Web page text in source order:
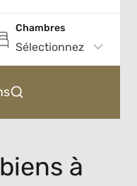
Chambres
à